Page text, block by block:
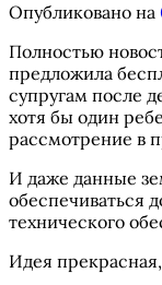
Опубликовано на
Полностью
предложила
супругам после
хотя бы один
рассмотрение в
И даже данные
обеспечиваться
технического
Идея